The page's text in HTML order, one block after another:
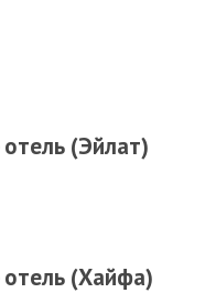
(Эйлат)
(Хайфа)